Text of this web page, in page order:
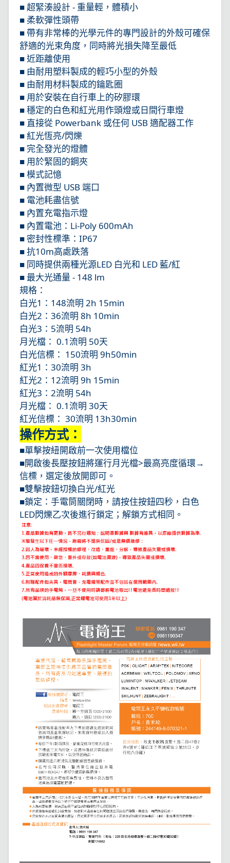
■ 超緊湊設計 - 重量輕，體積小
■ 柔軟彈性頭帶
■ 帶有非常棒的光學元件的專門設計的外殼可確保
舒適的光束角度，同時將光損失降至最低
■ 近距離使用
■ 由耐用塑料製成的輕巧小型的外殼
■ 由耐用材料製成的鑰匙圈
■ 用於安裝在自行車上的矽膠環
■ 穩定的白色和紅光用作頭燈或日間行車燈
■ 直接從 Powerbank 或任何 USB 適配器工作
■ 紅光恆亮/閃爍
■ 完全發光的燈體
■ 用於緊固的鋼夾
■ 模式記憶
■ 內置微型 USB 端口
■ 電池耗盡信號
■ 內置充電指示燈
■ 內置電池：Li-Poly 600mAh
■ 密封性標準：IP67
■ 抗10m高處跌落
■ 同時提供兩種光源LED 白光和 LED 藍/紅
■ 最大光通量 - 148 lm
規格：
白光1：148流明 2h 15min
白光2：36流明 8h 10min
白光3：5流明 54h
月光檔： 0.1流明 50天
白光信標： 150流明 9h50min
紅光1：30流明 3h
紅光2：12流明 9h 15min
紅光3：2流明 54h
月光檔： 0.1流明 30天
紅光信標： 30流明 13h30min
操作方式：
■單擊按紐開啟前一次使用檔位
■開啟後長壓按鈕將運行月光檔>最高亮度循環→
信標，選定後放開即可。
■雙擊按鈕切換白光/紅光
■鎖定：手電筒關閉時，請按住按鈕四秒，白色
LED閃爍乙次後進行鎖定；解鎖方式相同。